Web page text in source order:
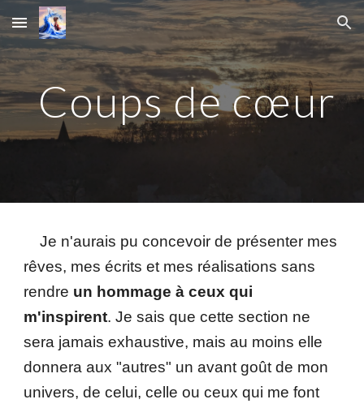
Skip to main content Skip to navigation
Coups de cœur
Je n'aurais pu concevoir de présenter mes
rêves, mes écrits et mes réalisations sans
rendre un hommage à ceux qui
m'inspirent. Je sais que cette section ne
sera jamais exhaustive, mais au moins elle
donnera aux "autres" un avant goût de mon
univers, de celui, celle ou ceux qui me font